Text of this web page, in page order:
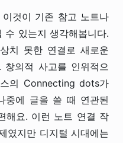
것이 기존 참고 노트나
있는지 생각해봅니다.
치 못한 연결로 새로운
창의적 사고를 인위적으
의 Connecting dots가
중에 글을 쓸 때 연관된
해요. 이런 노트 연결 작
였지만 디지털 시대에는